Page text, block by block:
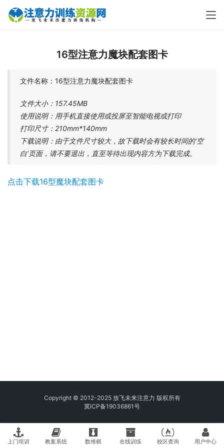
16型注意力魔块配套图卡
文件名称：16型注意力魔块配套图卡
文件大小：157.45MB
使用说明：用手机直接使用或投屏至智能电视或打印
打印尺寸：210mm*140mm
下载说明：由于文件尺寸较大，故下载时会有较长时间的‘空
白’页面，请不要退出，直至等待出现内容方为下载完成。
点击下载16型魔块配套图卡
Copyright © 2012-2025 放飞未来注意力 版权所有
冀ICP备19036861号
上门培训 教案系统 数维棋 在线训练 校区查询 用户中心